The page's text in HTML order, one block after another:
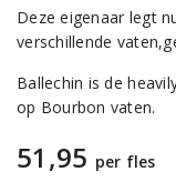
Deze eigenaar legt
verschillende
Ballechin is de
op Bourbon vaten.
51,95 per fles